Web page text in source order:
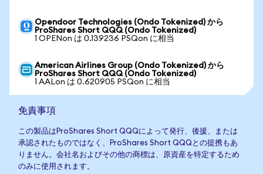
Opendoor Technologies (Ondo Tokenized) から
ProShares Short QQQ (Ondo Tokenized)
1 OPENon は 0.139236 PSQon に相当
American Airlines Group (Ondo Tokenized) から
ProShares Short QQQ (Ondo Tokenized)
1 AALon は 0.620905 PSQon に相当
免責事項
この製品はProShares Short QQQによって発行、後援、または
承認されたものではなく、ProShares Short QQQとの提携もあ
りません。会社名およびその他の商標は、原資産を特定するため
のみに使用されます。